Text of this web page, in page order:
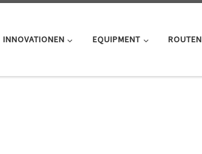
INNOVATIONEN EQUIPMENT ROUTEN